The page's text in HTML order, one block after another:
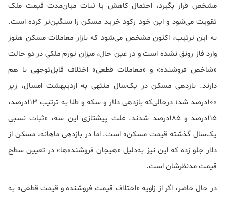
مشخص قرار بگیرد، احتمال کاهش یا ثبات میان‌مدت قیمت ملک
تقویت می‌شود و این خود رکود خرید مسکن را سنگین‌تر کرده است.
به این ترتیب،‌ اکنون مشخص می‌شود که بازار معاملات مسکن هنوز
وارد فاز رونق نشده است و در عین حال، میزان تورم ملکی در دو حالت
«شاخص فروشنده» و «معاملات قطعی» اختلاف قابل‌توجهی با هم
دارند. بازدهی مسکن در یک‌سال منتهی به اردیبهشت امسال، زیر
100درصد شد؛ درحالی‌که بازدهی دلار و سکه و طلا به ترتیب 113درصد،
115درصد و 185درصد شدند. علت پیشتازی این سه، «ثبات نسبی
یک‌سال گذشته قیمت مسکن» است. اما در بازدهی ماهانه، مسکن از
دلار جلو زده که این نیز به‌دلیل «هیجان فروشنده‌ها» در تعیین سطح
قیمت مدنظرشان است.
در حال حاضر، اگر از زاویه «اختلاف قیمت فروشنده و قیمت قطعی» به